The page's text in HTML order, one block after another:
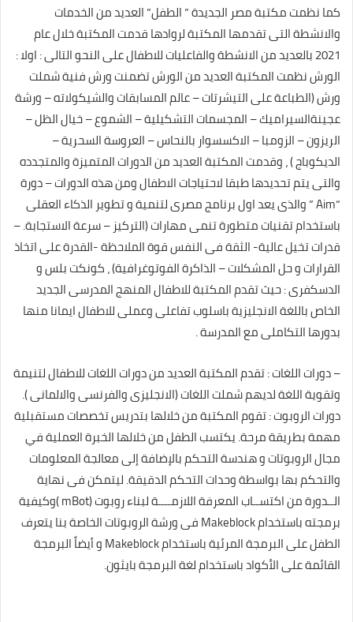
كما نظمت مكتبة مصر الجديدة ” الطفل” العديد من الخدمات
والانشطة التى تقدمها المكتبة لروادها قدمت المكتبة خلال عام
2021 بالعديد من الانشطة والفاعليات للاطفال على النحو التالى : اولا :
الورش نظمت المكتبة العديد من الورش تضمنت ورش فنية شملت
ورش (الطباعة على التيشرتات – عالم المسابقات والشيكولاته – ورشة
عجينةالسيراميك – المجسمات التشكيلية – الشموع – خيال الظل –
الريزون – الزومبا – الاكسسوار بالنحاس – العروسة السحرية –
الديكوباج ) ، وقدمت المكتبة العديد من الدورات المتميزة والمتجدده
والتى يتم تحديدها طبقا لاحتياجات الاطفال ومن هذه الدورات – دورة
“Aim ” والذى يعد اول برنامج مصرى لتنمية و تطوير الذكاء العقلى
باستخدام تقنيات متطورة تنمى مهارات (التركيز – سرعة الاستجابة. –
قدرات تخيل عالية- الثقة فى النفس قوة الملاحظة -القدرة على اتخاذ
القرارات و حل المشكلات – الذاكرة الفوتوغرافية) ، كونكت بلس و
الدسكفرى : حيث تقدم المكتبة للاطفال المنهج المدرسى الجديد
الخاص باللغة الانجليزية باسلوب تفاعلى وعملى للاطفال ايمانا منها
بدورها التكاملى مع المدرسة .
– دورات اللغات : تقدم المكتبة العديد من دورات اللغات للاطفال لتنيمة
وتقوية اللغة لديهم شملت اللغات (الانجليزى والفرنسى والالمانى ).
دورات الروبوت : تقوم المكتبة من خلالها بتدريس تخصصات مستقبلية
مهمة بطريقة مرحة. يكتسب الطفل من خلالها الخبرة العملية في
مجال الروبوتات و هندسة التحكم بالإضافة إلى معالجة المعلومات
والتحكم بها بواسطة وحدات التحكم الدقيقة. ليتمكن فى نهاية
الــدورة من اكتســاب المعرفة اللازمــــة لبناء روبوت (mBot )وكيفية
برمجته باستخدام Makeblock فى ورشة الروبوتات الخاصة بنا يتعرف
الطفل على البرمجة المرئية باستخدام Makeblock و أيضاً البرمجة
القائمة على الأكواد باستخدام لغة البرمجة بايثون.